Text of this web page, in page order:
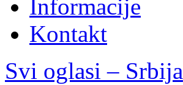
Informacije
Kontakt
Svi oglasi – Srbija